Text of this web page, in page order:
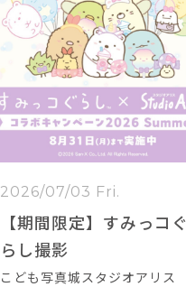
2026/07/03 Fri.
【期間限定】すみっコぐ
らし撮影
こども写真城スタジオアリス